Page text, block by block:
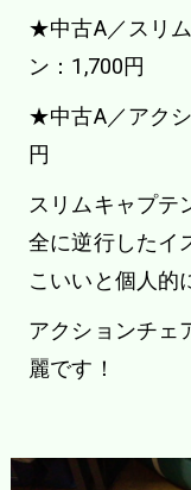
★中古A／スリ
ン：1,700円
★中古A／アク
円
スリムキャプテ
全に逆行したイ
こいいと個人的
アクションチェ
麗です！